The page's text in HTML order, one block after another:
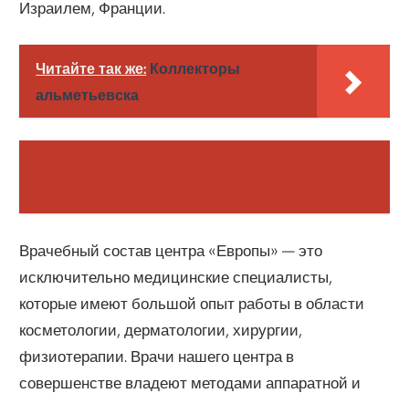
Израилем, Франции.
Читайте так же: Коллекторы
альметьевска
Врачебный состав центра «Европы» — это
исключительно медицинские специалисты,
которые имеют большой опыт работы в области
косметологии, дерматологии, хирургии,
физиотерапии. Врачи нашего центра в
совершенстве владеют методами аппаратной и